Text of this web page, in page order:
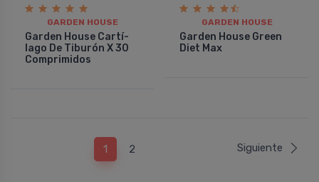
GARDEN HOUSE
Garden House Cartí­
lago De Tiburón X 30
Comprimidos
GARDEN HOUSE
Garden House Green
Diet Max
1 2 Siguiente